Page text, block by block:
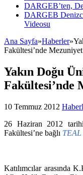
DARGEB’ten,
DARGEB
Videosu
Ana Sayfa»Haberler»
Fakültesi’nde
Yakın Doğu
Fakültesi’nde
10 Temmuz 2012
26 Haziran 2012
Fakültesi’ne bağlı TEAL
Katılımcılar arasında